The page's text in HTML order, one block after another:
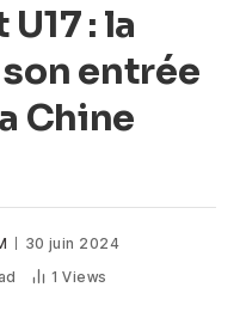
: la
entrée
Chine
30 juin 2024
1Views